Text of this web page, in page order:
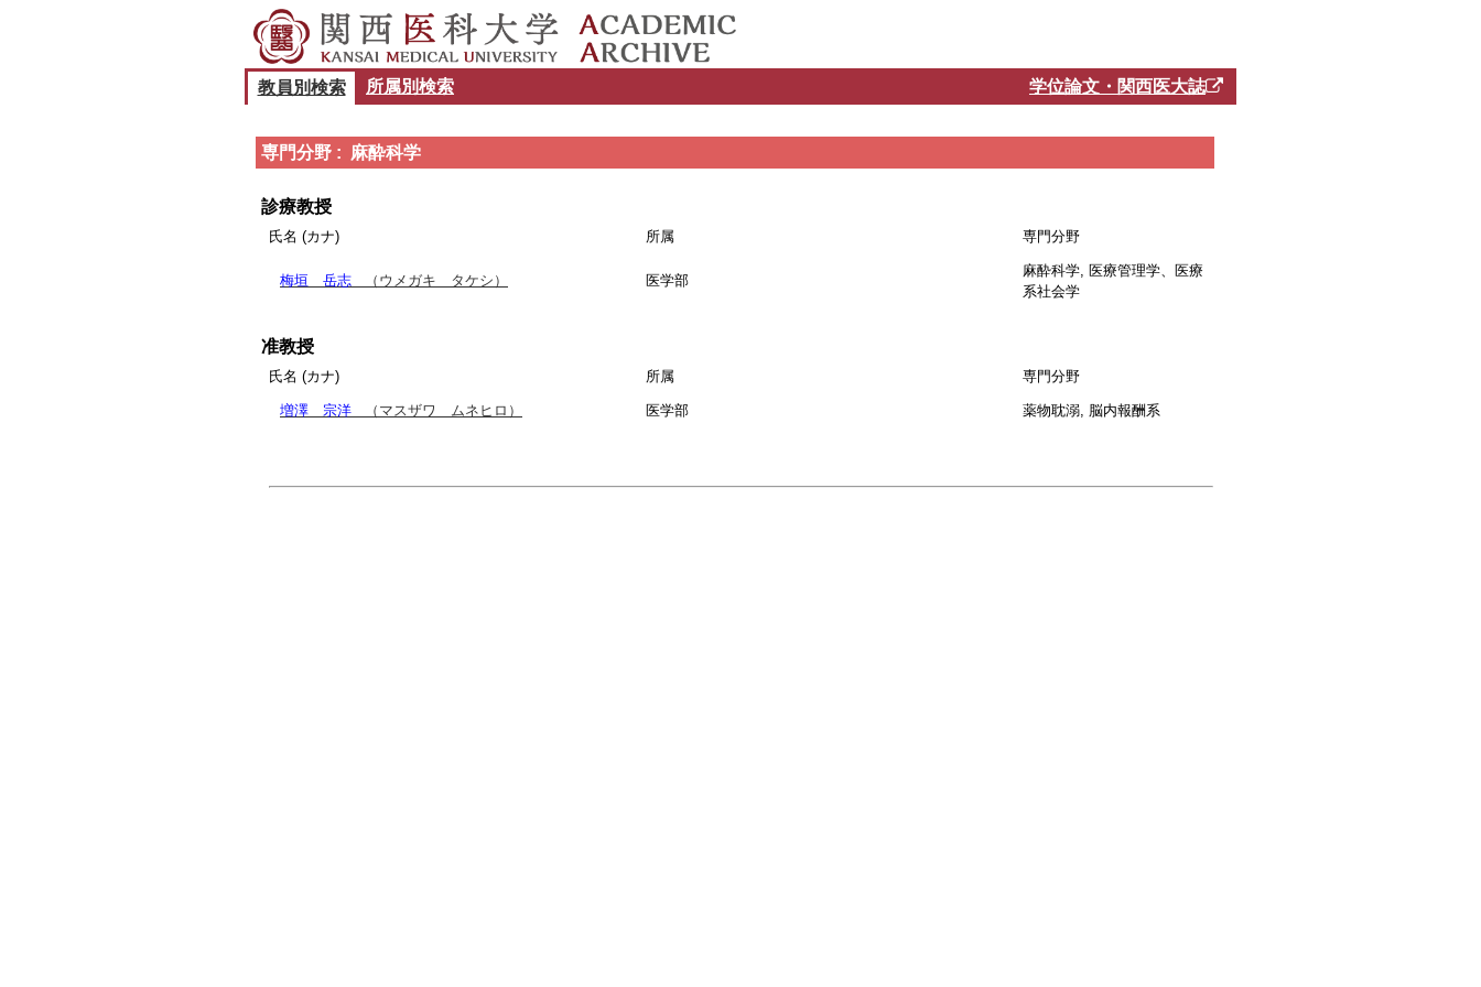
教員別検索 所属別検索 学位論文・関西医大誌
専門分野 : 麻酔科学
診療教授
氏名 (カナ) 所属 専門分野
梅垣 岳志 （ウメガキ タケシ） 医学部
麻酔科学, 医療管理学、医療
系社会学
准教授
氏名 (カナ) 所属 専門分野
増澤 宗洋 （マスザワ ムネヒロ） 医学部 薬物耽溺, 脳内報酬系